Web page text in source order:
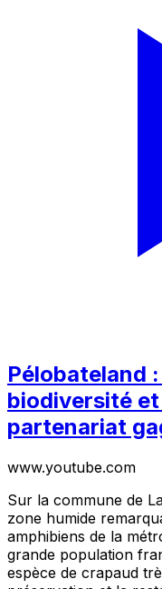
Pélobateland
biodiversité
partenariat
www.youtube.com
Sur la commune de
zone humide
amphibiens de la
grande population
espèce de crapaud